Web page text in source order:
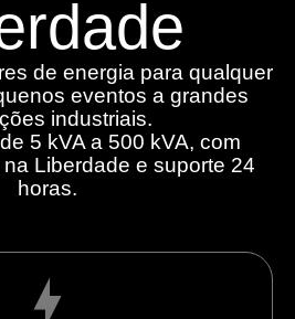
de energia para qualquer
eventos a grandes
industriais.
5 kVA a 500 kVA, com
Liberdade e suporte 24
horas.